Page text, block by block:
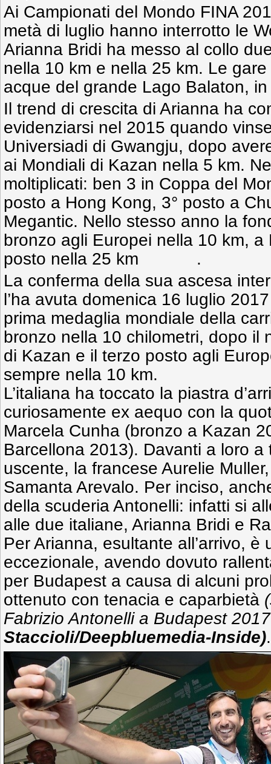
Ai Campionati del Mondo FINA
metà di luglio hanno interrotto le
Arianna Bridi ha messo al collo
nella 10 km e nella 25 km. Le
acque del grande Lago Balaton,
Il trend di crescita di Arianna ha
evidenziarsi nel 2015 quando
Universiadi di Gwangju, dopo
ai Mondiali di Kazan nella 5 km.
moltiplicati: ben 3 in Coppa del
posto a Hong Kong, 3° posto a
Megantic. Nello stesso anno la
bronzo agli Europei nella 10 km, a
posto nella 25 km .
La conferma della sua ascesa
l’ha avuta domenica 16 luglio
prima medaglia mondiale della
bronzo nella 10 chilometri, dopo il
di Kazan e il terzo posto agli
sempre nella 10 km.
L’italiana ha toccato la piastra
curiosamente ex aequo con la
Marcela Cunha (bronzo a Kazan
Barcellona 2013). Davanti a loro
uscente, la francese Aurelie
Samanta Arevalo. Per inciso,
della scuderia Antonelli: infatti si
alle due italiane, Arianna Bridi e
Per Arianna, esultante all’arrivo, è
eccezionale, avendo dovuto
per Budapest a causa di alcuni
ottenuto con tenacia e caparbietà
Fabrizio Antonelli a Budapest
Staccioli/Deepbluemedia-Inside)